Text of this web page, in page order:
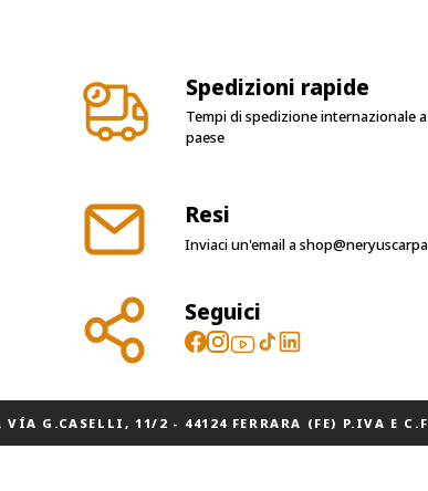
Spedizioni rapide
Tempi di spedizione internazionale
paese
Resi
Inviaci un'email a
Seguici
VÍA G.CASELLI, 11/2 - 44124 FERRARA (FE) P.IVA E